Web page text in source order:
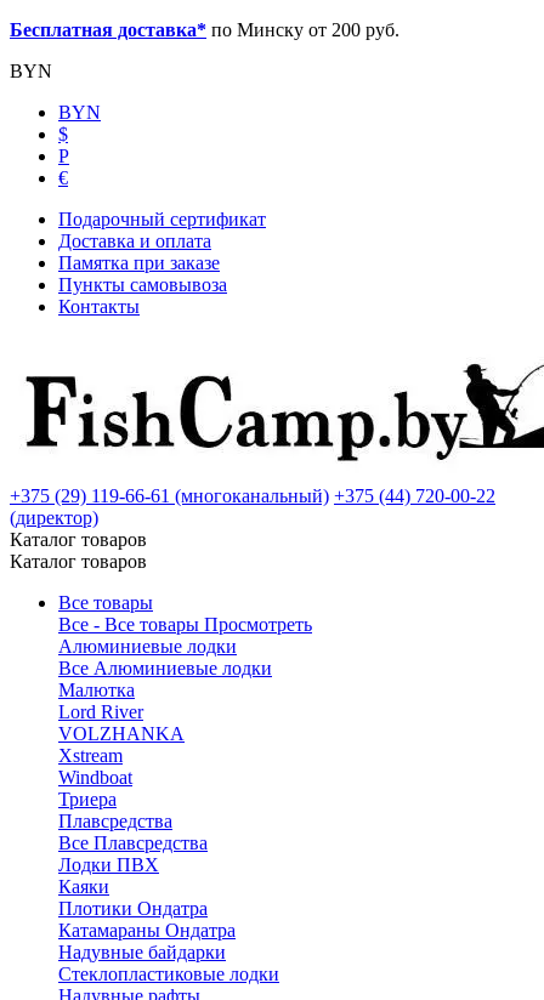
Бесплатная доставка* по Минску от 200 руб.
BYN
BYN
$
Р
€
Подарочный сертификат
Доставка и оплата
Памятка при заказе
Пункты самовывоза
Контакты
+375 (29) 119-66-61 (многоканальный) +375 (44) 720-00-22
(директор)
Каталог товаров
Каталог товаров
Все товары
Все - Все товары Просмотреть
Алюминиевые лодки
Все Алюминиевые лодки
Малютка
Lord River
VOLZHANKA
Xstream
Windboat
Триера
Плавсредства
Все Плавсредства
Лодки ПВХ
Каяки
Плотики Ондатра
Катамараны Ондатра
Надувные байдарки
Стеклопластиковые лодки
Надувные рафты